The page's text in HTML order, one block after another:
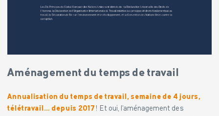
Aménagement du temps de travail
Annualisation du temps de travail, semaine de 4 jours,
télétravail… depuis 2017 ! Et oui, l’aménagement des